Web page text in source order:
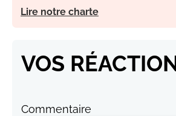
Lire notre charte
VOS
Commentaire